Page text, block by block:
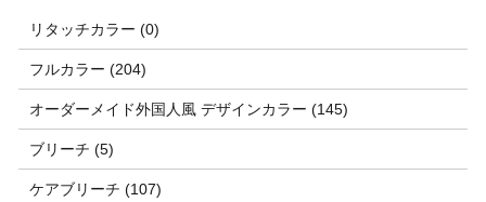
リタッチカラー (0)
フルカラー (204)
オーダーメイド外国人風 デザインカラー (145)
ブリーチ (5)
ケアブリーチ (107)